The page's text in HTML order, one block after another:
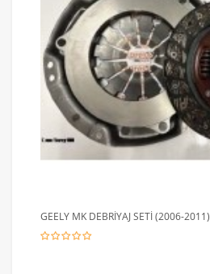
GEELY MK DEBRİYAJ SETİ (2006-2011)